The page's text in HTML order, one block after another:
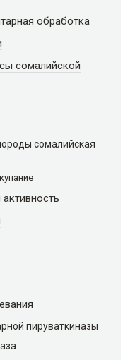
обработка
сомалийской
сомалийская
пируваткиназы